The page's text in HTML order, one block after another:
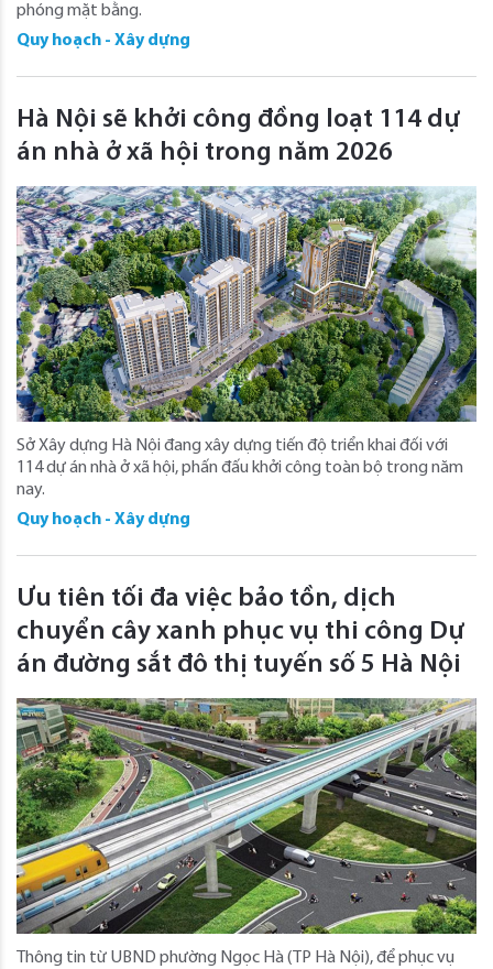
phóng mặt bằng.
Quy hoạch - Xây dựng
Hà Nội sẽ khởi công đồng loạt 114 dự
án nhà ở xã hội trong năm 2026
Sở Xây dựng Hà Nội đang xây dựng tiến độ triển khai đối với
114 dự án nhà ở xã hội, phấn đấu khởi công toàn bộ trong năm
nay.
Quy hoạch - Xây dựng
Ưu tiên tối đa việc bảo tồn, dịch
chuyển cây xanh phục vụ thi công Dự
án đường sắt đô thị tuyến số 5 Hà Nội
Thông tin từ UBND phường Ngọc Hà (TP Hà Nội), để phục vụ